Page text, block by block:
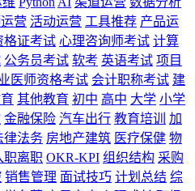
营 活动运营 工具推荐 产品运
格证考试 心理咨询师考试 计算
公务员考试 软考 英语考试 项目
医师资格考试 会计职称考试 建
其他教育 初中 高中 大学 小学
金融保险 汽车出行 教育培训
加
律法务 房地产建筑 医疗保健 物
职离职 OKR-KPI 组织结构 采购
销售管理 面试技巧 计划总结 综